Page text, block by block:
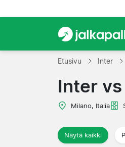
Etusivu Inter
Inter
Milano, Italia
Näytä kaikki